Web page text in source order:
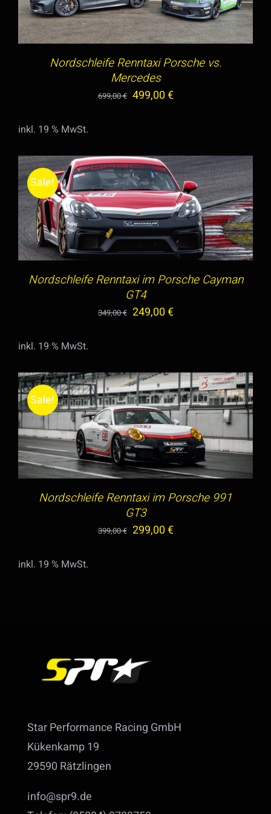
Nordschleife Renntaxi Porsche vs.
Mercedes
699,00€ Ursprünglicher
699,00 €
499,00€Aktueller
499,00 €.
inkl. 19 % MwSt.
Sale!
IN DEN WARENKORB / DETAILS
Nordschleife Renntaxi im Porsche Cayman
GT4
349,00€ Ursprünglicher
349,00 €
249,00€Aktueller
249,00 €.
inkl. 19 % MwSt.
Sale!
IN DEN WARENKORB / DETAILS
Nordschleife Renntaxi im Porsche 991
GT3
399,00€ Ursprünglicher
299,00€Aktueller
inkl. 19 % MwSt.
Star Performance Racing GmbH
Kükenkamp 19
29590 Rätzlingen
info@spr9.de